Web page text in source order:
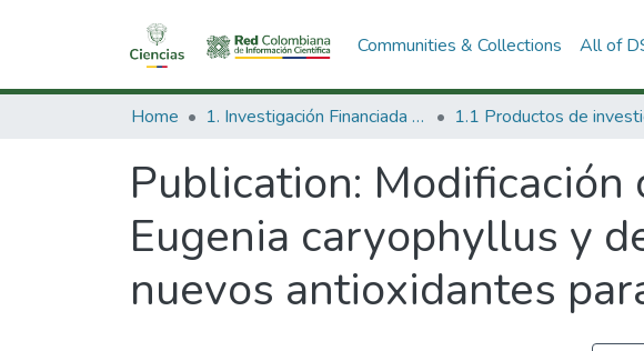
Communities & Collections All of
Home 1. Investigación Financiada con Recursos Públicos
Publication: Modificación
Eugenia caryophyllus y
nuevos antioxidantes